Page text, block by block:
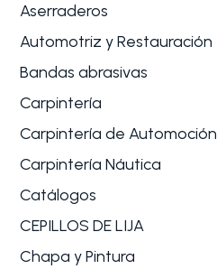
Aserraderos
Automotriz y Restauración
Bandas abrasivas
Carpintería
Carpintería de Automoción
Carpintería Náutica
Catálogos
CEPILLOS DE LIJA
Chapa y Pintura